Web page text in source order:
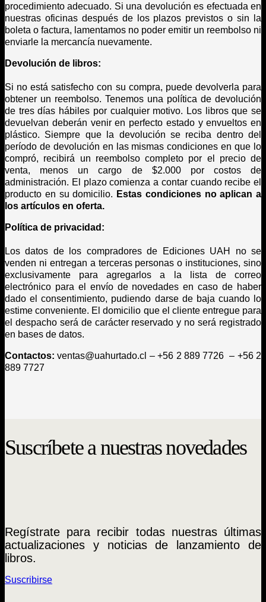
procedimiento adecuado. Si una devolución es efectuada en
nuestras oficinas después de los plazos previstos o sin la
boleta o factura, lamentamos no poder emitir un reembolso ni
enviarle la mercancía nuevamente.
Devolución de libros:
Si no está satisfecho con su compra, puede devolverla para
obtener un reembolso. Tenemos una política de devolución
de tres días hábiles por cualquier motivo. Los libros que se
devuelvan deberán venir en perfecto estado y envueltos en
plástico. Siempre que la devolución se reciba dentro del
período de devolución en las mismas condiciones en que lo
compró, recibirá un reembolso completo por el precio de
venta, menos un cargo de $2.000 por costos de
administración. El plazo comienza a contar cuando recibe el
producto en su domicilio. Estas condiciones no aplican a
los artículos en oferta.
Política de privacidad:
Los datos de los compradores de Ediciones UAH no se
venden ni entregan a terceras personas o instituciones, sino
exclusivamente para agregarlos a la lista de correo
electrónico para el envío de novedades en caso de haber
dado el consentimiento, pudiendo darse de baja cuando lo
estime conveniente. El domicilio que el cliente entregue para
el despacho será de carácter reservado y no será registrado
en bases de datos.
Contactos: ventas@uahurtado.cl – +56 2 889 7726 – +56 2
889 7727
Suscríbete a nuestras novedades
Regístrate para recibir todas nuestras últimas
actualizaciones y noticias de lanzamiento de
libros.
Suscribirse